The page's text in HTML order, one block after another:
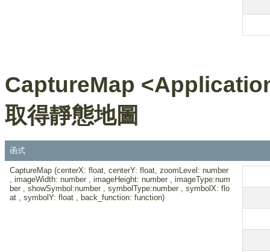
CaptureMap
取得靜態地圖
函式
CaptureMap (centerX: float, centerY: float, zoomLevel: number
, imageWidth: number , imageHeight: number , imageType:num
ber , showSymbol:number , symbolType:number , symbolX: flo
at , symbolY: float , back_function: function)